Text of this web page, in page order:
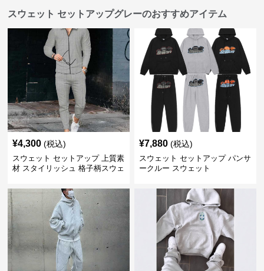
スウェット セットアップグレーのおすすめアイテム
¥4,300 (税込)
スウェット セットアップ 上質素
材 スタイリッシュ 格子柄スウェ
¥7,880 (税込)
スウェット セットアップ パンサ
ークルー スウェット